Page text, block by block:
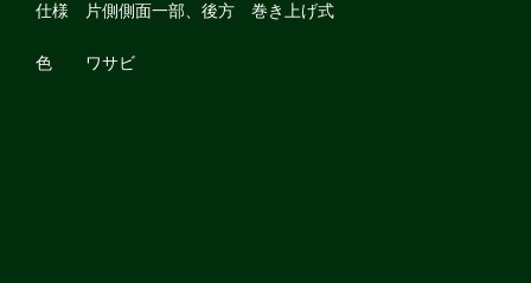
仕様 片側側面一部、後方 巻き上げ式
色 ワサビ